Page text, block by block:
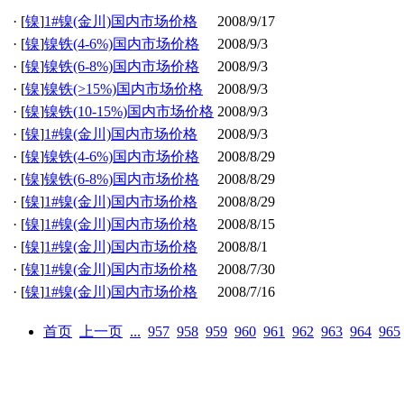
· [镍]1#镍(金川)国内市场价格
2008/9/17
· [镍]镍铁(4-6%)国内市场价格
2008/9/3
· [镍]镍铁(6-8%)国内市场价格
2008/9/3
· [镍]镍铁(>15%)国内市场价格
2008/9/3
· [镍]镍铁(10-15%)国内市场价格 2008/9/3
· [镍]1#镍(金川)国内市场价格
2008/9/3
· [镍]镍铁(4-6%)国内市场价格
2008/8/29
· [镍]镍铁(6-8%)国内市场价格
2008/8/29
· [镍]1#镍(金川)国内市场价格
2008/8/29
· [镍]1#镍(金川)国内市场价格
2008/8/15
· [镍]1#镍(金川)国内市场价格
2008/8/1
· [镍]1#镍(金川)国内市场价格
2008/7/30
· [镍]1#镍(金川)国内市场价格 2008/7/16
首页 上一页 ... 957 958 959 960 961 962 963 964 965